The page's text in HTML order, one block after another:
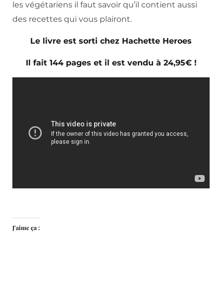
les végétariens il faut savoir qu’il contient aussi
des recettes qui vous plairont.
Le livre est sorti chez Hachette Heroes
Il fait 144 pages et il est vendu à 24,95€ !
J’aime ça :